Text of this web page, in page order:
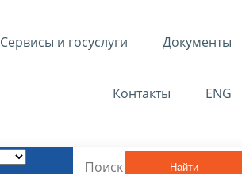
Сервисы и госуслуги Документы
Контакты ENG
Найти